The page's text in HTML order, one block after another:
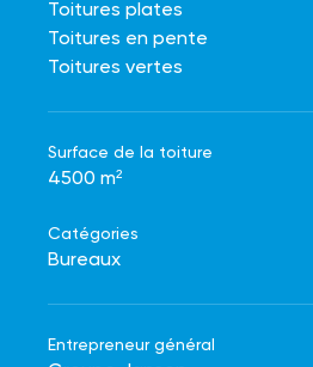
Toitures plates
Toitures en pente
Toitures vertes
Surface de la toiture
4500 m²
Catégories
Bureaux
Entrepreneur général